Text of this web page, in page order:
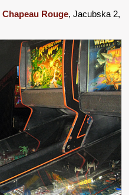
Chapeau Rouge, Jacubska 2,